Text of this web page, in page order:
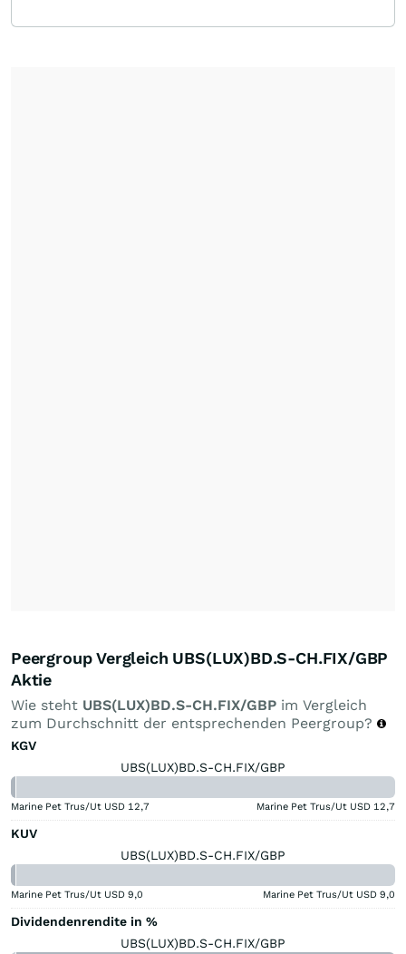
Peergroup Vergleich UBS(LUX)BD.S-CH.FIX/GBP
Aktie
Wie steht UBS(LUX)BD.S-CH.FIX/GBP im Vergleich
zum Durchschnitt der entsprechenden Peergroup?
KGV
UBS(LUX)BD.S-CH.FIX/GBP
Marine Pet Trus/Ut USD 12,7 Marine Pet Trus/Ut USD 12,7
KUV
UBS(LUX)BD.S-CH.FIX/GBP
Marine Pet Trus/Ut USD 9,0 Marine Pet Trus/Ut USD 9,0
Dividendenrendite in %
UBS(LUX)BD.S-CH.FIX/GBP